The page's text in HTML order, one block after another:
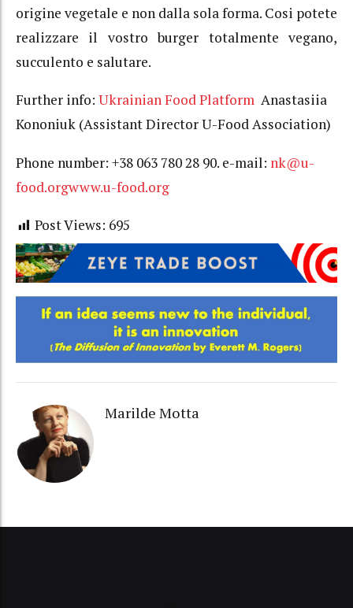
origine vegetale e non dalla sola forma. Cosi potete
realizzare il vostro burger totalmente vegano,
succulento e salutare.
Further info: Ukrainian Food Platform Anastasiia
Kononiuk (Assistant Director U-Food Association)
Phone number: +38 063 780 28 90. e-mail: nk@u-
food.orgwww.u-food.org
Post Views: 695
Marilde Motta